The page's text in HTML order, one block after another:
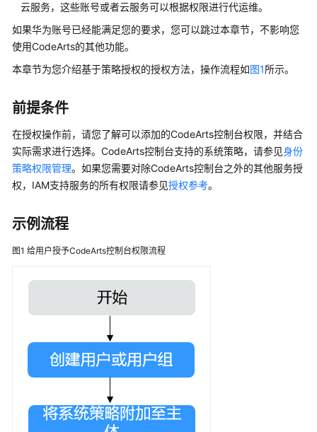
指
南
为
码
（CodeArts）
使
用
前
设
限
制
云服务，这些账号或者云服务可以根据权限进行代运维。
如果华为账号已经能满足您的要求，您可以跳过本章节，不影响您
使用CodeArts的其他功能。
本章节为您介绍基于策略授权的授权方法，操作流程如图1所示。
前提条件
在授权操作前，请您了解可以添加的CodeArts控制台权限，并结合
实际需求进行选择。CodeArts控制台支持的系统策略，请参见身份
策略权限管理。如果您需要对除CodeArts控制台之外的其他服务授
权，IAM支持服务的所有权限请参见授权参考。
示例流程
图1 给用户授予CodeArts控制台权限流程